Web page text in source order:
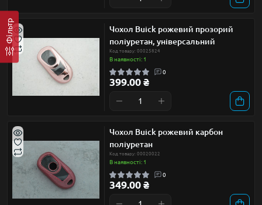
Фільтр
Чохол Buick рожевий прозорий
поліуретан, універсальний
Код товару: 00025824
В наявності: 1
0
399.00 ₴
Чохол Buick рожевий карбон
поліуретан
Код товару: 00020022
В наявності: 1
0
349.00 ₴